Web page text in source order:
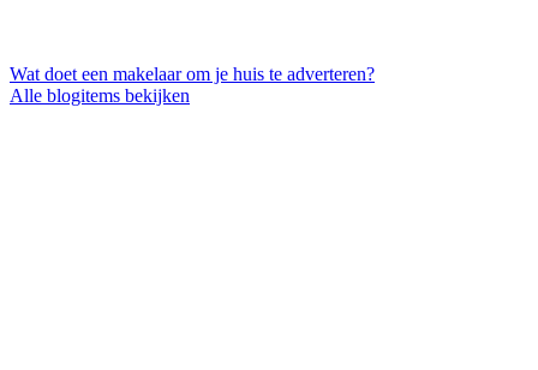
Wat doet een makelaar om je huis te adverteren?
Alle blogitems bekijken